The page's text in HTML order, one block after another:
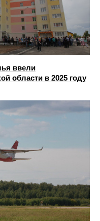
ввели
области в 2025 году